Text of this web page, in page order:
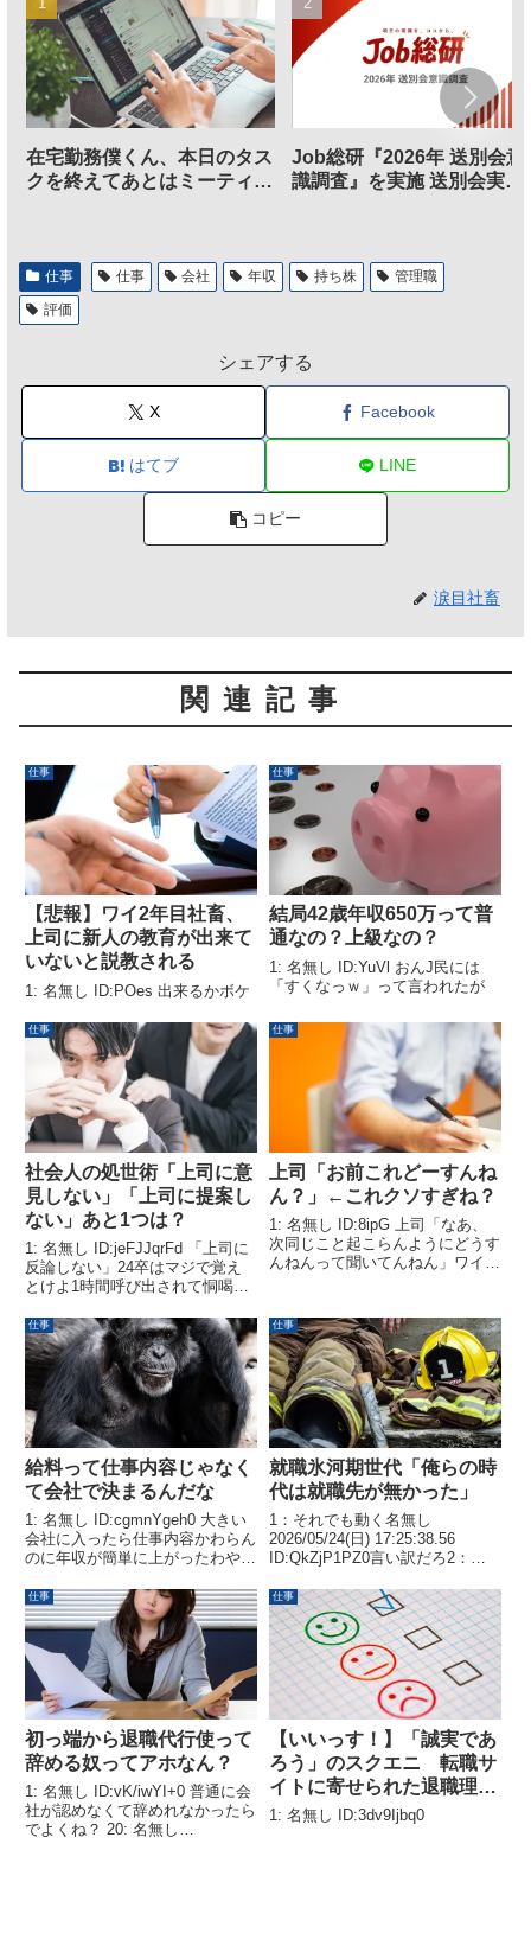
在宅勤務僕くん、本日のタス
クを終えてあとはミーティン
Job総研『2026年 送別会意
識調査』を実施 送別会実施
仕事 仕事 会社 年収 持ち株
管理職
評価
シェアする
X Facebook
はてブ LINE
コピー
涙目社畜
関連記事
仕事
【悲報】ワイ2年目社畜、
上司に新人の教育が出来て
いないと説教される
1: 名無し ID:POes 出来るかボケ
仕事
結局42歳年収650万って普
通なの？上級なの？
1: 名無し ID:YuVl おんJ民には
「すくなっｗ」って言われたが
仕事
社会人の処世術「上司に意
見しない」「上司に提案し
ない」あと1つは？
1: 名無し ID:jeFJJqrFd 「上司に
反論しない」24卒はマジで覚え
とけよ1時間呼び出されて恫喝さ
ID:03YUHymf0 なんで社会を知ら
ないニートがそんな事知っとるん
や 3: 名無し ID:lVK9sQ...
仕事
上司「お前これどーすんね
ん？」←これクソすぎね？
1: 名無し ID:8ipG 上司「なあ、
次同じこと起こらんようにどうす
んねんって聞いてんねん」ワイ
ようにどんなルールを追加する
か？って話してんねん」ワイ「す
んません」上司「金が必...
仕事
給料って仕事内容じゃなく
て会社で決まるんだな
1: 名無し ID:cgmnYgeh0 大きい
会社に入ったら仕事内容かわらん
のに年収が簡単に上がったわやっ
12: 名無し ID:a0TVdaiK0 普通に
年収と平均年齢と残業時間で見る
のが一番東証プライムだろ...
仕事
就職氷河期世代「俺らの時
代は就職先が無かった」
1：それでも動く名無し
2026/05/24(日) 17:25:38.56
ID:QkZjP1PZ0言い訳だろ2：そ
17:26:29.53 ID:l/rIYqu10正式には
「働きたいけど肉体労働...
仕事
初っ端から退職代行使って
辞める奴ってアホなん？
1: 名無し ID:vK/iwYI+0 普通に会
社が認めなくて辞めれなかったら
でよくね？ 20: 名無し
仕事
【いいっす！】「誠実であ
ろう」のスクエニ 転職サ
イトに寄せられた退職理由
がこちら
1: 名無し ID:3dv9Ijbq0